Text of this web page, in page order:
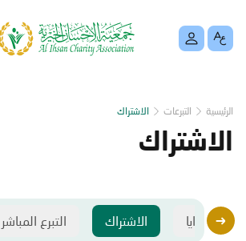
الرئيسية التبرعات الاشتراك
الاشتراك
الهدايا الاشتراك التبرع المباشر